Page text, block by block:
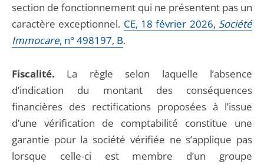
section de fonctionnement qui ne présentent pas un
caractère exceptionnel. CE, 18 février 2026, Société
Immocare, n° 498197, B.
Fiscalité. La règle selon laquelle l’absence
d’indication du montant des conséquences
financières des rectifications proposées à l’issue
d’une vérification de comptabilité constitue une
garantie pour la société vérifiée ne s’applique pas
lorsque celle-ci est membre d’un groupe